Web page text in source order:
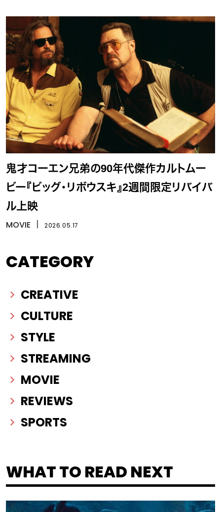
鬼才コーエン兄弟の90年代傑作カルトムー
ビー『ビッグ・リボウスキ』2週間限定リバイバ
ル上映
MOVIE 2026.05.17
CATEGORY
CREATIVE
CULTURE
STYLE
STREAMING
MOVIE
REVIEWS
SPORTS
WHAT TO READ NEXT